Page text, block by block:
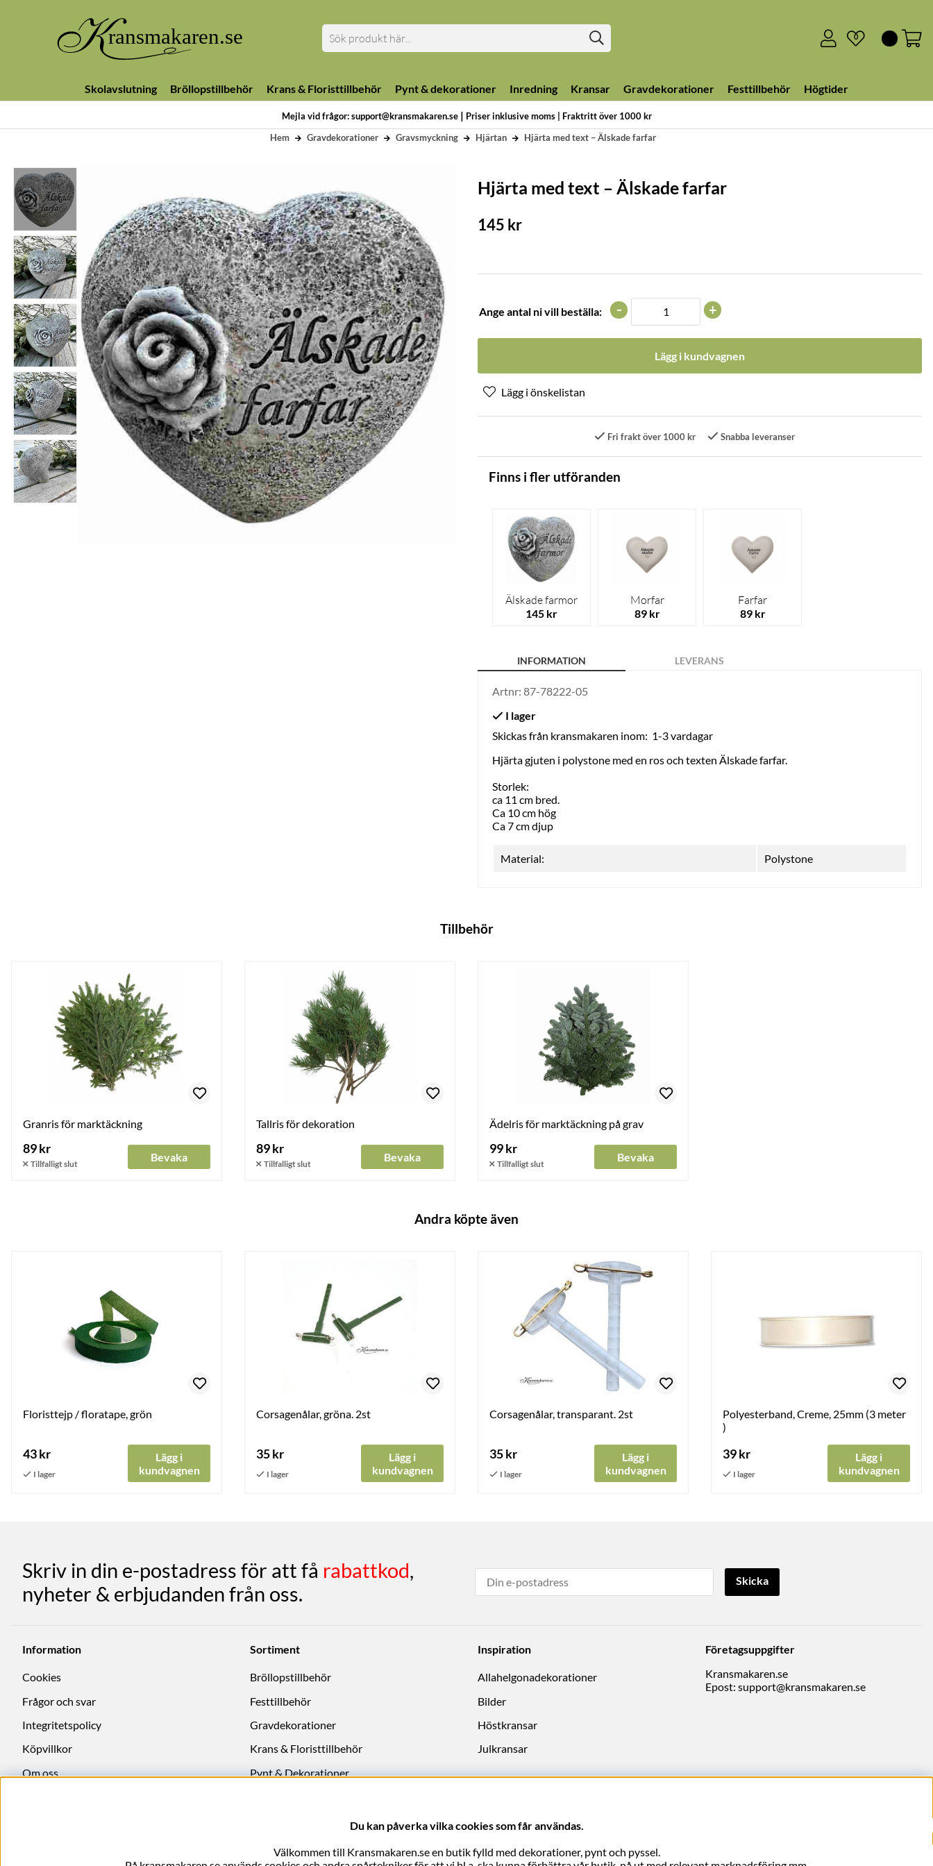
Mejla vid frågor: support@kransmakaren.se| Priser inklusive moms | Fraktritt över 1000 kr
0
Skolavslutning Bröllopstillbehör Krans & Floristtillbehör Pynt & dekorationer Inredning Kransar Gravdekorationer Festtillbehör Högtider
Hem Gravdekorationer Gravsmyckning Hjärtan Hjärta med text – Älskade farfar
Hjärta med text – Älskade farfar
145 kr
Ange antal ni vill beställa: +
-
Lägg i kundvagnen
Fri frakt över 1000 kr Snabba leveranser
Finns i fler utföranden
Älskade farmor
145 kr
Morfar
89 kr
Farfar
89 kr
INFORMATION LEVERANS
Artnr: 87-78222-05
Skickas från kransmakaren inom: 1-3 vardagar
Hjärta gjuten i polystone med en ros och texten Älskade farfar.
Storlek:
ca 11 cm bred.
Ca 10 cm hög
Ca 7 cm djup
Material: Polystone
Tillbehör
Granris för marktäckning
89 kr
Bevaka
Tallris för dekoration
89 kr
Bevaka
Ädelris för marktäckning på grav
99 kr
Bevaka
Andra köpte även
Floristtejp / floratape, grön
43 kr
Lägg i
kundvagnen
Corsagenålar, gröna. 2st
35 kr
Lägg i
kundvagnen
Corsagenålar, transparant. 2st
35 kr
Lägg i
kundvagnen
Polyesterband, Creme, 25mm (3 meter
)
39 kr
Lägg i
kundvagnen
Skriv in din e-postadress för att få rabattkod,
nyheter & erbjudanden från oss.
Skicka
Information
Cookies
Frågor och svar
Integritetspolicy
Köpvillkor
Om oss
Sortiment
Bröllopstillbehör
Festtillbehör
Gravdekorationer
Krans & Floristtillbehör
Pynt & Dekorationer
Inspiration
Allahelgonadekorationer
Bilder
Höstkransar
Julkransar
Företagsuppgifter
Kransmakaren.se
Epost: support@kransmakaren.se
Du kan påverka vilka cookies som får användas.
Välkommen till Kransmakaren.se en butik fylld med dekorationer, pynt och pyssel.